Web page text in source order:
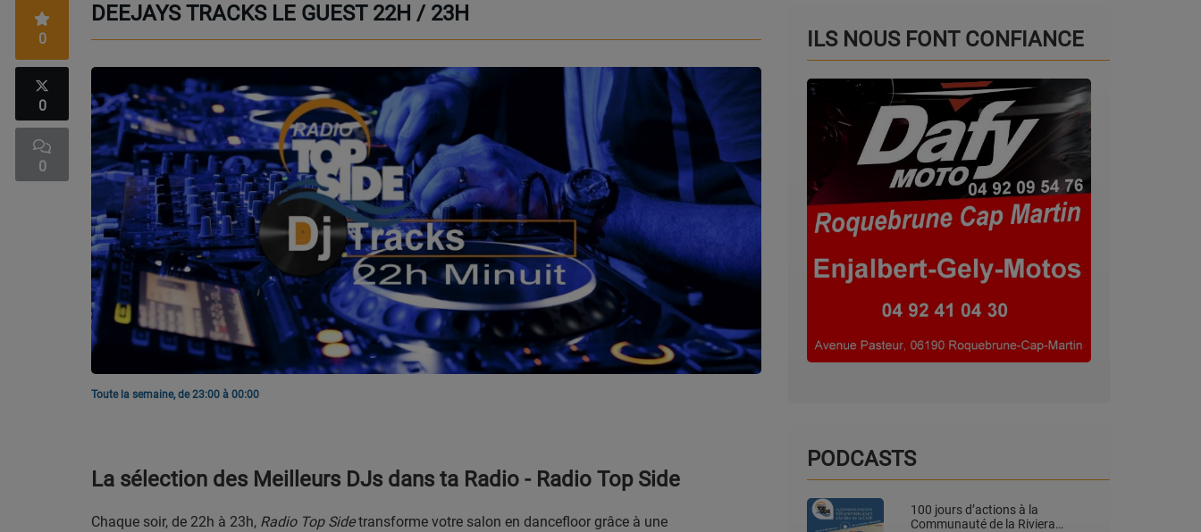
TÉLÉCHARGER L'APPLICATION.
EMISSIONS
LIVE DJ
EQUIPES
CONTACT
Team Building Radio
CÔTE D'AZUR
EVÉNEMENTS
CIRCULATION EN TEMPS RÉEL
DEEJAYS TRACKS LE GUEST 22H / 23H
0
0
0
Toute la semaine, de 23:00 à 00:00
La sélection des Meilleurs DJs dans ta Radio - Radio Top Side
Chaque soir, de 22h à 23h, Radio Top Sidetransforme votre salon en dancefloor grâce à une
ILS NOUS FONT CONFIANCE
PODCASTS
100 jours d’actions à la
Communauté de la Riviera